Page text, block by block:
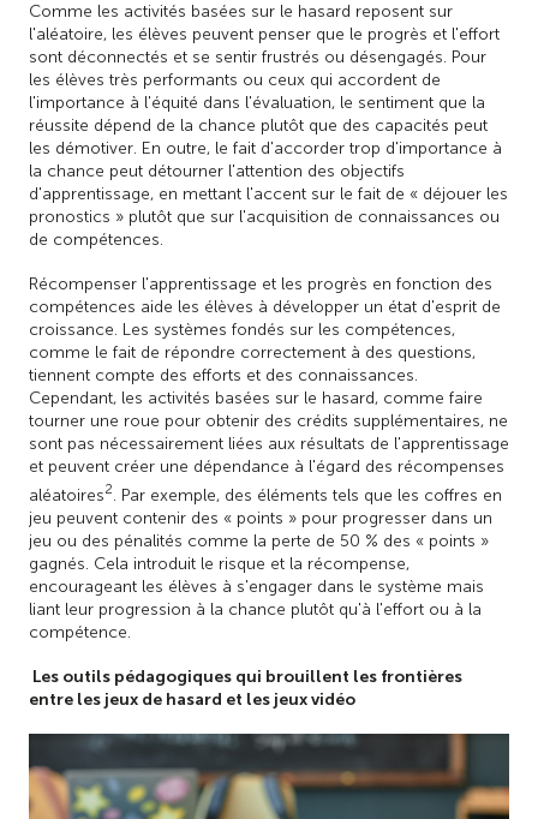
Comme les activités basées sur le hasard reposent sur
l'aléatoire, les élèves peuvent penser que le progrès et l'effort
sont déconnectés et se sentir frustrés ou désengagés. Pour
les élèves très performants ou ceux qui accordent de
l'importance à l'équité dans l'évaluation, le sentiment que la
réussite dépend de la chance plutôt que des capacités peut
les démotiver. En outre, le fait d'accorder trop d'importance à
la chance peut détourner l'attention des objectifs
d'apprentissage, en mettant l'accent sur le fait de « déjouer les
pronostics » plutôt que sur l'acquisition de connaissances ou
de compétences.
Récompenser l'apprentissage et les progrès en fonction des
compétences aide les élèves à développer un état d'esprit de
croissance. Les systèmes fondés sur les compétences,
comme le fait de répondre correctement à des questions,
tiennent compte des efforts et des connaissances.
Cependant, les activités basées sur le hasard, comme faire
tourner une roue pour obtenir des crédits supplémentaires, ne
sont pas nécessairement liées aux résultats de l'apprentissage
et peuvent créer une dépendance à l'égard des récompenses
aléatoires2
. Par exemple, des éléments tels que les coffres en
jeu peuvent contenir des « points » pour progresser dans un
jeu ou des pénalités comme la perte de 50 % des « points »
gagnés. Cela introduit le risque et la récompense,
encourageant les élèves à s'engager dans le système mais
liant leur progression à la chance plutôt qu'à l'effort ou à la
compétence.
Les outils pédagogiques qui brouillent les frontières
entre les jeux de hasard et les jeux vidéo